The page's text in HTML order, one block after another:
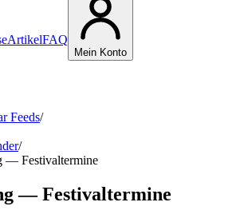
ArtikelFAQ
Mein Konto
Feeds/
/
— Festivaltermine
— Festivaltermine